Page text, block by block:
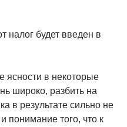
налог будет введен в
в некоторые
широко, разбить на
в результате сильно не
понимание того, что к